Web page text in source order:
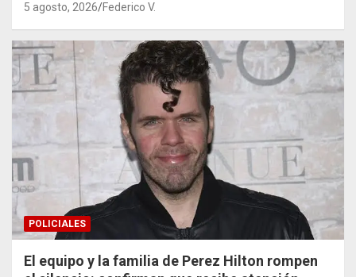
5 agosto, 2026 Federico V.
POLICIALES
El equipo y la familia de Perez Hilton rompen